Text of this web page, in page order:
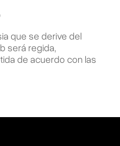
que se derive del
será regida,
de acuerdo con las